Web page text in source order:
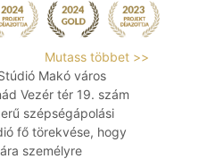
Mutass többet >>
Makó város
Vezér tér 19. szám
szépségápolási
fő törekvése, hogy
személyre